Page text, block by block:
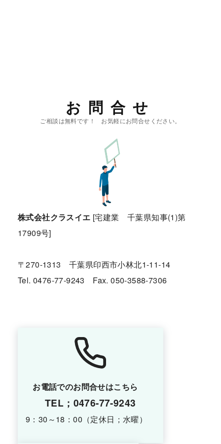
お問合せ
株式会社クラスイエ [宅建業 千葉県知事(1)第
17909号]
〒270-1313 千葉県印西市小林北1-11-14
Tel. 0476-77-9243 Fax. 050-3588-7306
お電話でのお問合せはこちら
TEL；0476-77-9243
9：30～18：00（定休日；水曜）